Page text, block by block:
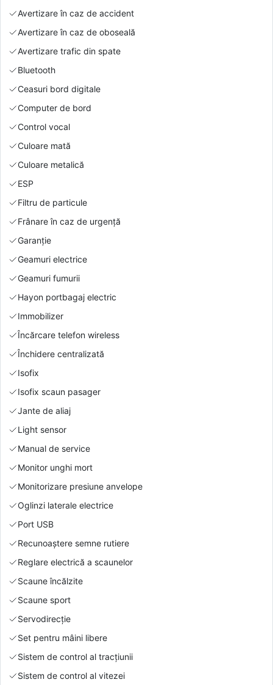
Avertizare în caz de accident
Avertizare în caz de oboseală
Avertizare trafic din spate
Bluetooth
Ceasuri bord digitale
Computer de bord
Control vocal
Culoare mată
Culoare metalică
ESP
Filtru de particule
Frânare în caz de urgență
Garanție
Geamuri electrice
Geamuri fumurii
Hayon portbagaj electric
Immobilizer
Încărcare telefon wireless
Închidere centralizată
Isofix
Isofix scaun pasager
Jante de aliaj
Light sensor
Manual de service
Monitor unghi mort
Monitorizare presiune anvelope
Oglinzi laterale electrice
Port USB
Recunoaștere semne rutiere
Reglare electrică a scaunelor
Scaune încălzite
Scaune sport
Servodirecție
Set pentru mâini libere
Sistem de control al tracțiunii
Sistem de control al vitezei